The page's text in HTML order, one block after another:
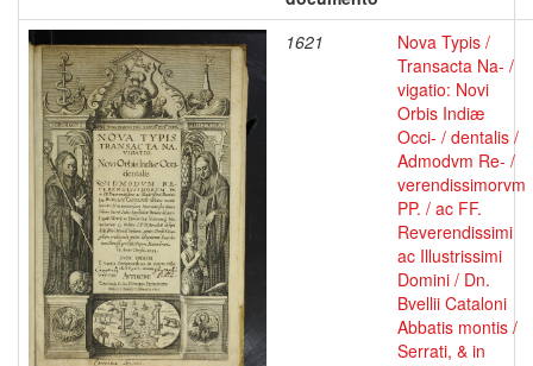
1621
Nova Typis /
Transacta Na- /
vigatio: Novi
Orbis Indiæ
Occi- / dentalis /
Admodvm Re- /
verendissimorvm
PP. / ac FF.
Reverendissimi
ac Illustrissimi
Domini / Dn.
Bvellii Cataloni
Abbatis montis /
Serrati, & in